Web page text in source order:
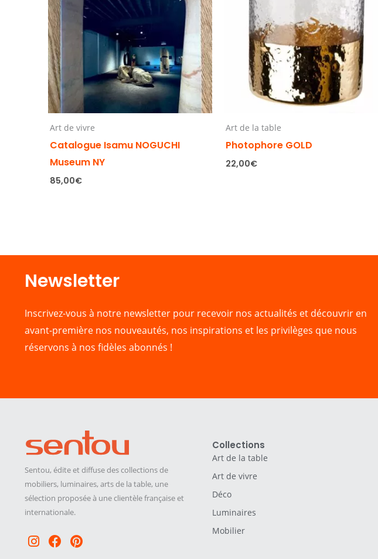
Art de vivre
Catalogue Isamu NOGUCHI
Museum NY
85,00€
Art de la table
Photophore GOLD
22,00€
Newsletter​
Inscrivez-vous à notre newsletter pour recevoir nos actualités et découvrir en
avant-première nos nouveautés, nos inspirations et les privilèges que nous
réservons à nos fidèles abonnés !
Sentou, édite et diffuse des collections de
mobiliers, luminaires, arts de la table, une
sélection proposée à une clientèle française et
internationale.
Instagram
Facebook
Pinterest
Collections
Art de la table
Art de vivre
Déco
Luminaires
Mobilier